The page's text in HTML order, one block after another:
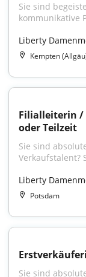
Sie sind
kommunikative
Liberty
Kempten
Filialleiterin /
oder Teilzeit
Sie sind
Verkaufstalent?
Liberty
Potsdam
Sie sind